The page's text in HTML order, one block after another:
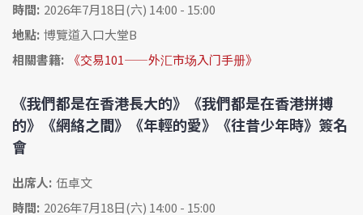
時間: 2026年7月18日(六) 14:00 - 15:00
地點: 博覽道入口大堂B
相關書籍:
《交易101——外汇市场入门手册》
《我們都是在香港長大的》《我們都是在香港拼搏
的》《網絡之間》《年輕的愛》《往昔少年時》簽名
會
出席人: 伍卓文
時間: 2026年7月18日(六) 14:00 - 15:00